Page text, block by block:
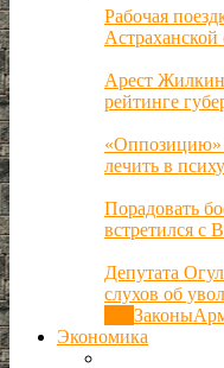
Рабочая
Астраханской
Арест
рейтинге
«Оппозицию»
лечить в
Порадовать
встретился
Депутата
слухов об
Законы
Экономика